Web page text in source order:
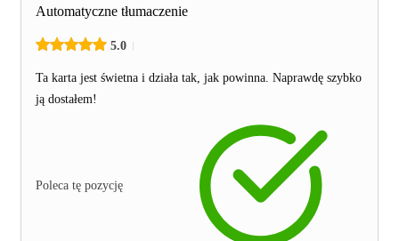
Automatyczne tłumaczenie
5.0
Ta karta jest świetna i działa tak, jak powinna. Naprawdę szybko
ją dostałem!
Poleca tę pozycję